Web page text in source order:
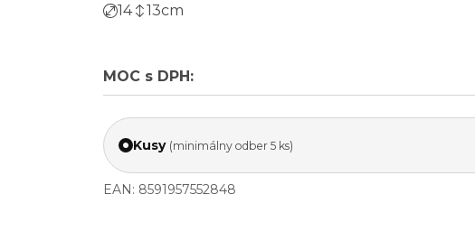
14 13cm
MOC s DPH:
Kusy (minimálny odber 5 ks)
EAN: 8591957552848